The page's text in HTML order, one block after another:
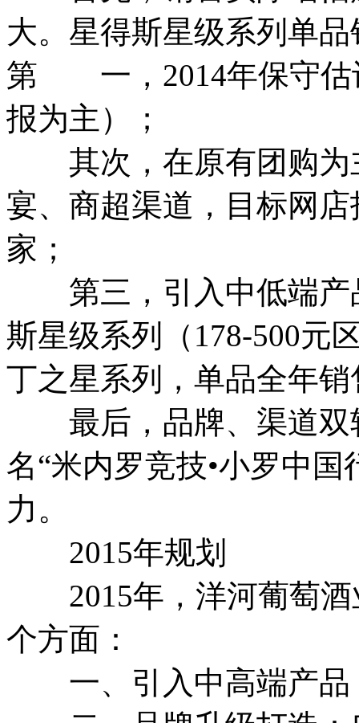
大。星得斯星级系列单
第 一，2014年保守估
报为主）；
其次，在原有团购为
宴、商超渠道，目标网
家；
第三，引入中低端产
斯星级系列（178-500
丁之星系列，单品全年
最后，品牌、渠道双
名“米内罗竞技•小罗中
力。
2015年规划
2015年，洋河葡萄酒
个方面：
一、引入中高端产品